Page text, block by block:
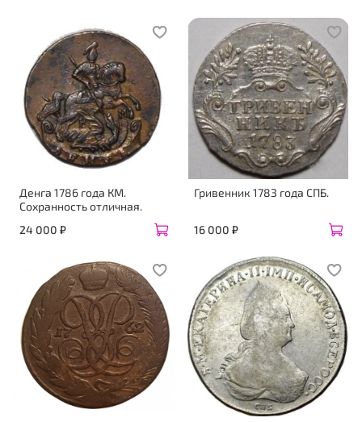
Денга 1786 года КМ.
Сохранность отличная.
24 000 ₽
Гривенник 1783 года СПБ.
16 000 ₽